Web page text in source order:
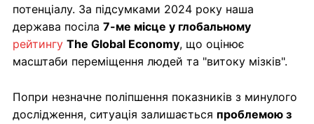
потенціалу. За підсумками 2024 року наша
держава посіла 7-ме місце у глобальному
рейтингу The Global Economy, що оцінює
масштаби переміщення людей та "витоку мізків".
Попри незначне поліпшення показників з минулого
дослідження, ситуація залишається проблемою з